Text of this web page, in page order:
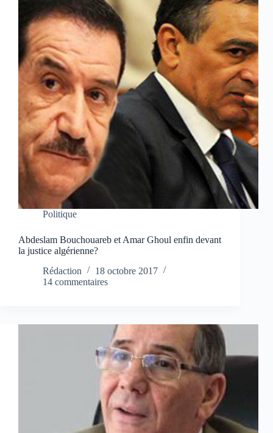
Politique
Abdeslam Bouchouareb et Amar Ghoul enfin devant
la justice algérienne?
Rédaction
18 octobre 2017
14 commentaires